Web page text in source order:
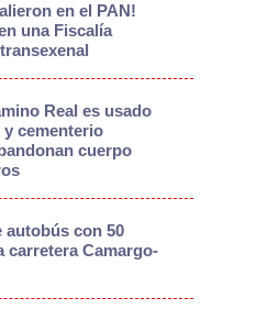
en el PAN!
una Fiscalía
Real es usado
cementerio
cuerpo
autobús con 50
carretera Camargo-